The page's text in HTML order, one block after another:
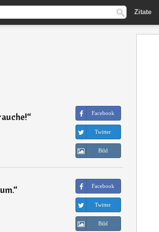
Zitate
“
Facebook
Twitter
Bild
“
Facebook
Twitter
Bild